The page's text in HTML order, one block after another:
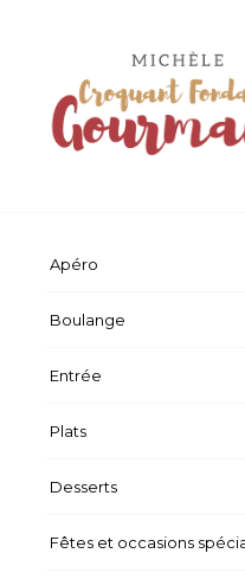
Apéro
Boulange
Entrée
Plats
Desserts
Fêtes et occasions